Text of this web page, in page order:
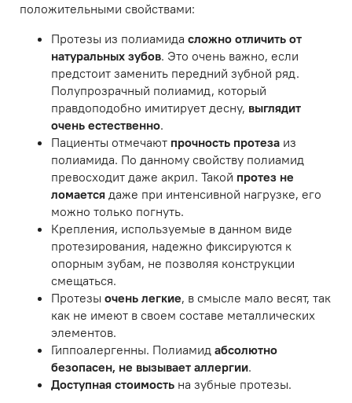
положительными свойствами:
Протезы из полиамида сложно отличить от
натуральных зубов. Это очень важно, если
предстоит заменить передний зубной ряд.
Полупрозрачный полиамид, который
правдоподобно имитирует десну, выглядит
очень естественно.
Пациенты отмечают прочность протеза из
полиамида. По данному свойству полиамид
превосходит даже акрил. Такой протез не
ломается даже при интенсивной нагрузке, его
можно только погнуть.
Крепления, используемые в данном виде
протезирования, надежно фиксируются к
опорным зубам, не позволяя конструкции
смещаться.
Протезы очень легкие, в смысле мало весят, так
как не имеют в своем составе металлических
элементов.
Гиппоалергенны. Полиамид абсолютно
безопасен, не вызывает аллергии.
Доступная стоимость на зубные протезы.